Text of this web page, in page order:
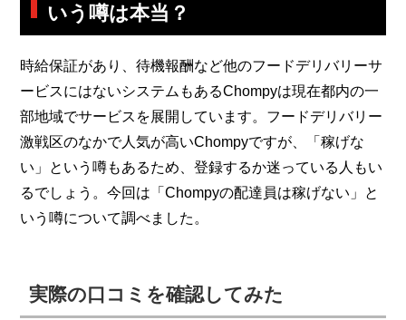
いう噂は本当？
時給保証があり、待機報酬など他のフードデリバリーサ
ービスにはないシステムもあるChompyは現在都内の一
部地域でサービスを展開しています。フードデリバリー
激戦区のなかで人気が高いChompyですが、「稼げな
い」という噂もあるため、登録するか迷っている人もい
るでしょう。今回は「Chompyの配達員は稼げない」と
いう噂について調べました。
実際の口コミを確認してみた